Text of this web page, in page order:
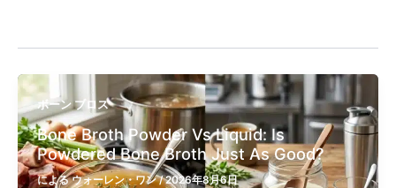
ボーン ブロス​
Bone Broth Powder Vs Liquid: Is
Powdered Bone Broth Just As Good?
によるウォーレン・ワン/2026年8月6日